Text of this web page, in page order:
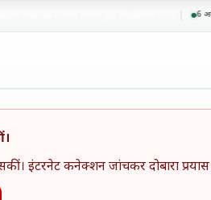
से रीवा रवाना हुए डॉ. प्रभात रंजन 6
इंटरनेट कनेक्शन जांचकर दोबारा